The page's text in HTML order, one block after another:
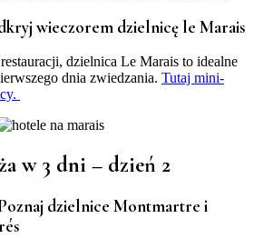
wieczorem dzielnicę le Marais
dzielnica Le Marais to idealne
dnia zwiedzania. Tutaj mini-
w 3 dni – dzień 2
dzielnice Montmartre i